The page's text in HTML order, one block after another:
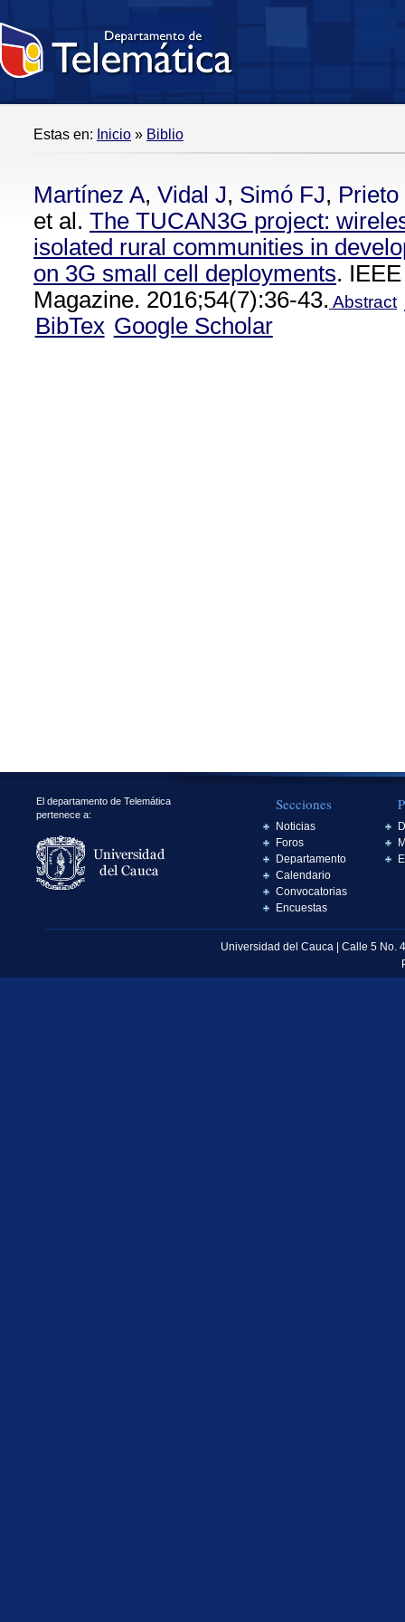
Estas en: Inicio » Biblio
Martínez A, Vidal J, Simó FJ, Prieto
et al. The TUCAN3G project:
isolated rural communities in
on 3G small cell deployments.
Magazine. 2016;54(7):36-43. Abstract
BibTex Google Scholar
El departamento de Telemática
pertenece a:
Secciones
Noticias
Foros
Departamento
Calendario
Convocatorias
Encuestas
Universidad del Cauca | Calle 5 No.